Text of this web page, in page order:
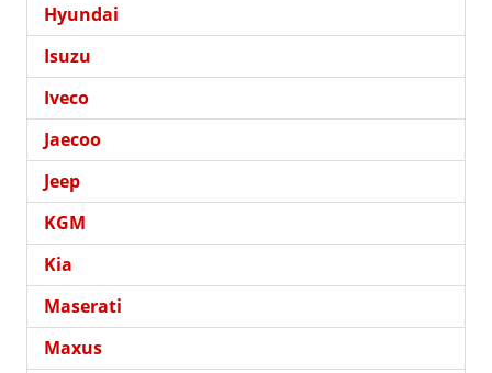
Hyundai
Isuzu
Iveco
Jaecoo
Jeep
KGM
Kia
Maserati
Maxus